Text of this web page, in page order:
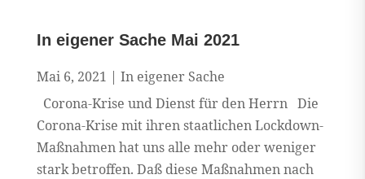
In eigener Sache Mai 2021
Mai 6, 2021 | In eigener Sache
Corona-Krise und Dienst für den Herrn Die
Corona-Krise mit ihren staatlichen Lockdown-
Maßnahmen hat uns alle mehr oder weniger
stark betroffen. Daß diese Maßnahmen nach